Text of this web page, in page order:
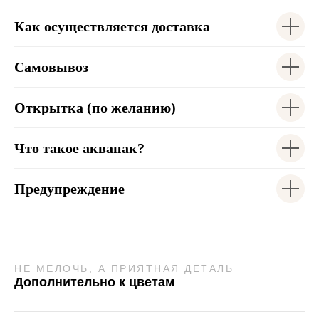
Как осуществляется доставка
Самовывоз
Открытка (по желанию)
Что такое аквапак?
Предупреждение
НЕ МЕЛОЧЬ, А ПРИЯТНАЯ ДЕТАЛЬ
Дополнительно к цветам